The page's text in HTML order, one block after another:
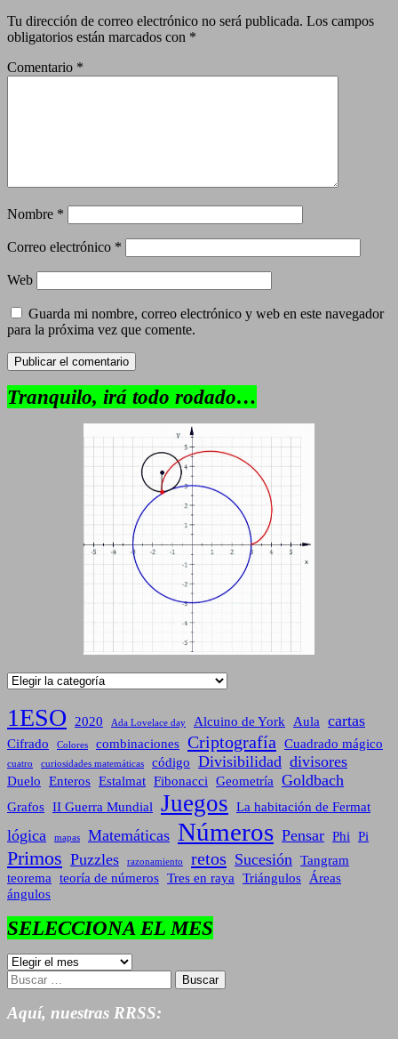
Tu dirección de correo electrónico no será publicada. Los campos
obligatorios están marcados con *
Comentario *
Nombre *
Correo electrónico *
Web
Guarda mi nombre, correo electrónico y web en este navegador
para la próxima vez que comente.
Tranquilo, irá todo rodado…
Categorías
1ESO 2020 Ada Lovelace day Alcuino de York Aula cartas
Cifrado Colores combinaciones Criptografía Cuadrado mágico
cuatro curiosidades matemáticas código Divisibilidad divisores
Duelo Enteros Estalmat Fibonacci Geometría Goldbach
Grafos II Guerra Mundial Juegos La habitación de Fermat
lógica mapas Matemáticas Números Pensar Phi Pi
Primos Puzzles razonamiento retos Sucesión
Tangram
teorema
teoría de números Tres en raya Triángulos
Áreas
ángulos
SELECCIONA EL MES
SELECCIONA
EL
MES
Buscar:
Aquí, nuestras RRSS: